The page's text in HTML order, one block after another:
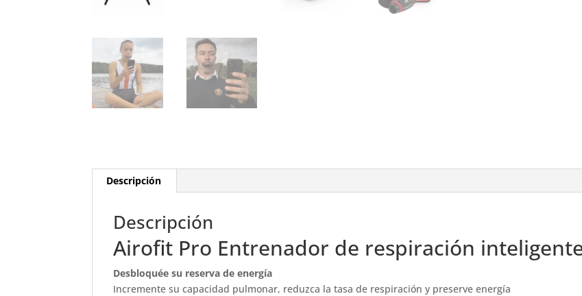
Descripción
Descripción
Airofit Pro Entrenador de respiración
Desbloquée su reserva de energía
Incremente su capacidad pulmonar, reduzca la tasa de respiración y preserve energía